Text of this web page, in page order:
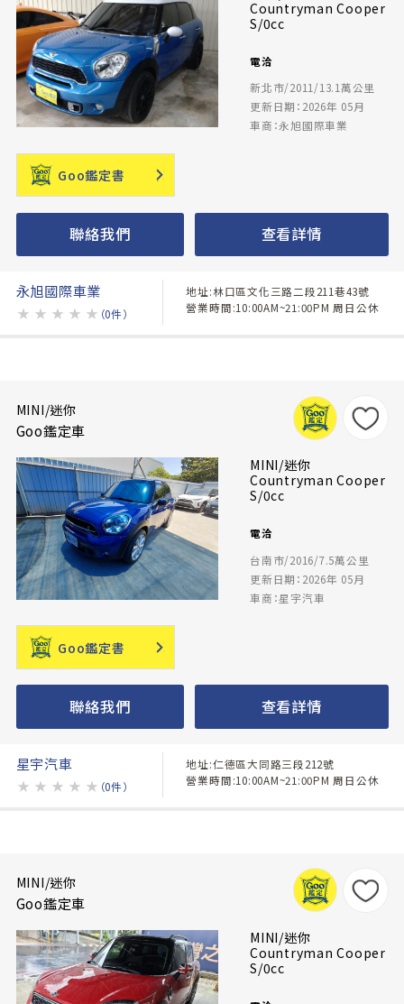
Countryman Cooper
S/0cc
電洽
新北市/2011/13.1萬公里
更新日期：2026年 05月
車商：永旭國際車業
Goo鑑定書
聯絡我們 查看詳情
永旭國際車業
★ ★ ★ ★ ★ （0件）
地址:林口區文化三路二段211巷43號
營業時間:10:00AM~21:00PM 周日公休
MINI/迷你
Goo鑑定車
MINI/迷你
Countryman Cooper
S/0cc
電洽
台南市/2016/7.5萬公里
更新日期：2026年 05月
車商：星宇汽車
Goo鑑定書
聯絡我們 查看詳情
星宇汽車
★ ★ ★ ★ ★ （0件）
地址:仁德區大同路三段212號
營業時間:10:00AM~21:00PM 周日公休
MINI/迷你
Goo鑑定車
MINI/迷你
Countryman Cooper
S/0cc